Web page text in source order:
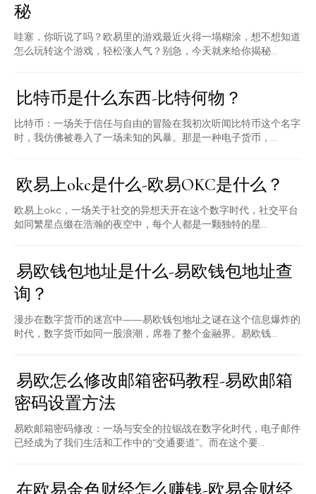
秘
哇塞，你听说了吗？欧易里的游戏最近火得一塌糊涂，想不想知道
怎么玩转这个游戏，轻松涨人气？别急，今天就来给你揭秘...
比特币是什么东西-比特何物？
比特币：一场关于信任与自由的冒险在我初次听闻比特币这个名字
时，我仿佛被卷入了一场未知的风暴。那是一种电子货币，...
欧易上okc是什么-欧易OKC是什么？
欧易上okc，一场关于社交的异想天开在这个数字时代，社交平台
如同繁星点缀在浩瀚的夜空中，每个人都是一颗独特的星...
易欧钱包地址是什么-易欧钱包地址查
询？
漫步在数字货币的迷宫中——易欧钱包地址之谜在这个信息爆炸的
时代，数字货币如同一股浪潮，席卷了整个金融界。易欧钱...
易欧怎么修改邮箱密码教程-易欧邮箱
密码设置方法
易欧邮箱密码修改：一场与安全的拉锯战在数字化时代，电子邮件
已经成为了我们生活和工作中的“交通要道”。而在这个要...